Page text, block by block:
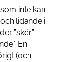
inte kan
lidande i
”skör”
En
(och